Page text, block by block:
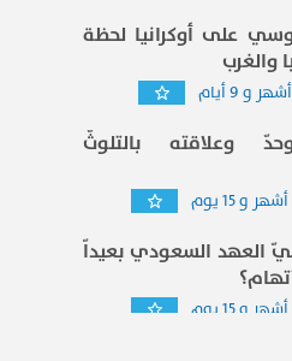
على أوكرانيا لحظة
والغرب
وعلاقته بالتلوثّ
العهد السعودي بعيداّ